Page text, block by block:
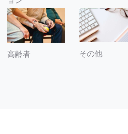
高齢者 その他